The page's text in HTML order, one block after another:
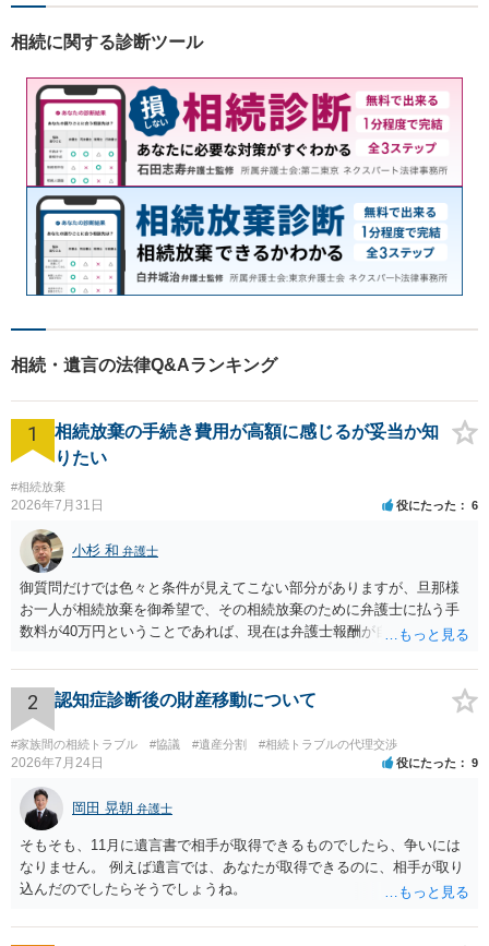
に対応します。【初回相談無
方は、お気軽にご相談くださ
い。
相続に関する診断ツール
相続・遺言の法律Q&Aランキング
1
相続放棄の手続き費用が高額に感じるが妥当か知
りたい
#相続放棄
2026年7月31日 役にたった 6
小杉 和 弁護士
御質問だけでは色々と条件が見えてこない部分がありますが、旦那様
お一人が相続放棄を御希望で、その相続放棄のために弁護士に払う手
数料が40万円ということであれば、現在は弁護士報酬が自由化されて
です。 ただ、弁護士に払う手数料とは別に戸籍の用意に一定の実費が
かかることになりますので、その費用も支払うべきものとして頭に置
いておいてください。 話を元に戻して、弁護士に対する手数料です
が、旦那様の収入や財産にもよりますが、法テラスに御連絡なさって
弁護士との相談を予約して受任してもらうのが一番安上がりでしょ
う。数万円でやってくれるはずです。 ただ、法テラスは予約が取りづ
らい（希望者が多く予約できてもしばらく先になる）ようですので、
比較的短い熟慮期間のことを考えると、来週早々すぐにでも御連絡す
る方が良いでしょう。 もし法テラスが御利用になれない、あるいは時
間がない等であれば、相続を取扱分野としている弁護士を適宜探し
（WEB等で）、問い合わせてみることです。相続を扱う弁護士でも相
2 認知症診断後の財産移動について
#家族間の相続トラブル #協議 #遺産分割 #相続トラブルの代理交渉
2026年7月24日 役にたった 9
岡田 晃朝 弁護士
そもそも、11月に遺言書で相手が取得できるものでしたら、争いには
なりません。 例えば遺言では、あなたが取得できるのに、相手が取り
込んだのでしたらそうでしょうね。